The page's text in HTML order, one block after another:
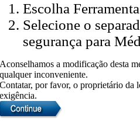
Escolha
Selecione o
segurança para
Aconselhamos a modificação desta
qualquer inconveniente.
Contatar, por favor, o proprietário da
exigência.